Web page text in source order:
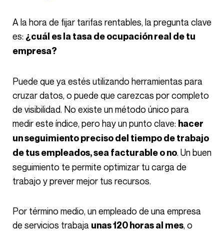
A la hora de fijar tarifas rentables, la pregunta clave
es: ¿cuál es la tasa de ocupación real de tu
empresa?
Puede que ya estés utilizando herramientas para
cruzar datos, o puede que carezcas por completo
de visibilidad. No existe un método único para
medir este índice, pero hay un punto clave: hacer
un seguimiento preciso del tiempo de trabajo
de tus empleados, sea facturable o no. Un buen
seguimiento te permite optimizar tu carga de
trabajo y prever mejor tus recursos.
Por término medio, un empleado de una empresa
de servicios trabaja unas 120 horas al mes, o